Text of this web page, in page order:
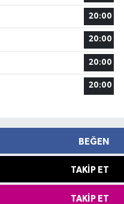
20:00
20:00
20:00
20:00
BEĞEN
TAKIP ET
TAKIP ET